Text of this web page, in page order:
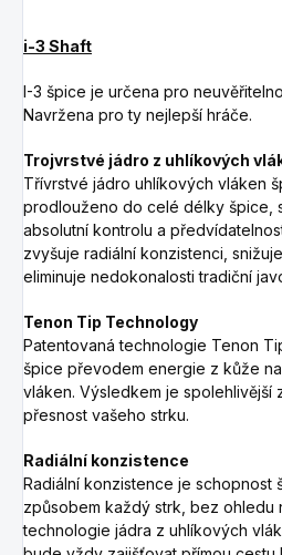
i-3 Shaft
I-3 špice je určena pro
Navržena pro ty nejlepší hráče.
Trojvrstvé jádro z uhlíkových
Třívrstvé jádro uhlíkových vláken
prodlouženo do celé délky špice,
absolutní kontrolu a
zvyšuje radiální konzistenci,
eliminuje nedokonalosti tradiční
Tenon Tip Technology
Patentovaná technologie Tenon
špice převodem energie z kůže
vláken. Výsledkem je spolehlivější
přesnost vašeho strku.
Radiální konzistence
Radiální konzistence je schopnost
způsobem každý strk, bez ohledu
technologie jádra z uhlíkových